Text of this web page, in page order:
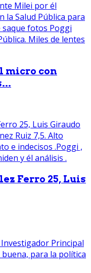
micro con
Ferro 25, Luis